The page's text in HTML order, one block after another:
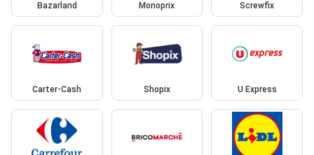
Bazarland Monoprix Screwfix
Carter-Cash Shopix U Express